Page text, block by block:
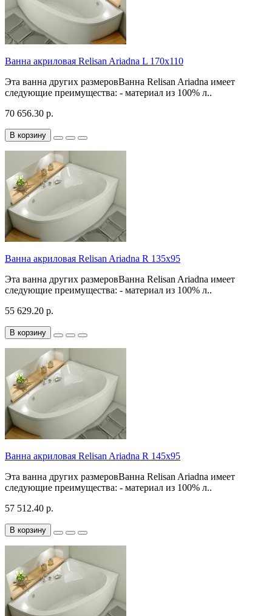
Ванна акриловая Relisan Ariadna L 170x110
Эта ванна других размеровВанна Relisan Ariadna имеет
следующие преимущества: - материал из 100% л..
70 656.30 р.
В корзину
Ванна акриловая Relisan Ariadna R 135x95
Эта ванна других размеровВанна Relisan Ariadna имеет
следующие преимущества: - материал из 100% л..
55 629.20 р.
В корзину
Ванна акриловая Relisan Ariadna R 145x95
Эта ванна других размеровВанна Relisan Ariadna имеет
следующие преимущества: - материал из 100% л..
57 512.40 р.
В корзину